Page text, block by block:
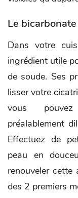
Le
Dans votre
ingrédient utile
de soude. Ses
lisser votre
vous
préalablement
Effectuez de
peau en
renouveler
des 2 premiers